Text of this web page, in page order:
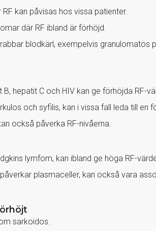
kan påvisas hos vissa patienter.
där RF ibland är förhöjd.
blodkärl, exempelvis granulomatös
hepatit C och HIV kan ge förhöjda RF-
och syfilis, kan i vissa fall leda till en
också påverka RF-nivåerna.
lymfom, kan ibland ge höga RF-
plasmaceller, kan också vara
sarkoidos.